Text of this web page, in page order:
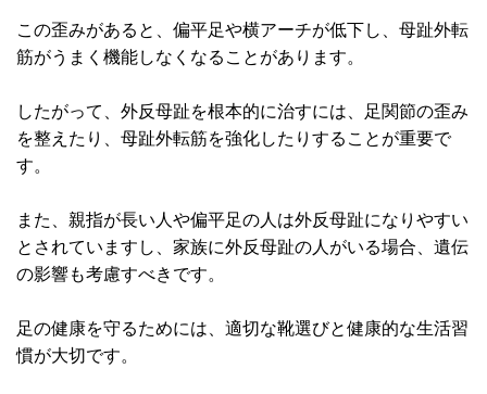
この歪みがあると、偏平足や横アーチが低下し、母趾外転
筋がうまく機能しなくなることがあります。
したがって、外反母趾を根本的に治すには、足関節の歪み
を整えたり、母趾外転筋を強化したりすることが重要で
す。
また、親指が長い人や偏平足の人は外反母趾になりやすい
とされていますし、家族に外反母趾の人がいる場合、遺伝
の影響も考慮すべきです。
足の健康を守るためには、適切な靴選びと健康的な生活習
慣が大切です。